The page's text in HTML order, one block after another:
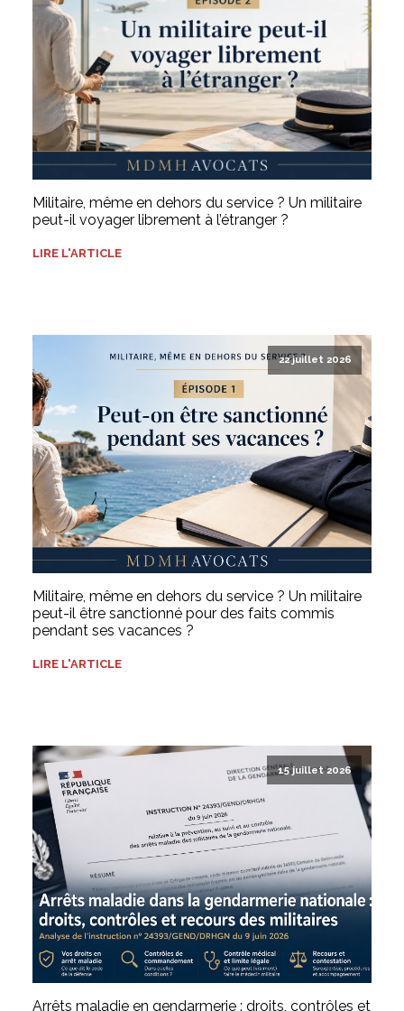
Militaire, même en dehors du service ? Un militaire
peut-il voyager librement à l’étranger ?
LIRE L'ARTICLE
22 juillet 2026
Militaire, même en dehors du service ? Un militaire
peut-il être sanctionné pour des faits commis
pendant ses vacances ?
LIRE L'ARTICLE
15 juillet 2026
Arrêts maladie en gendarmerie : droits, contrôles et